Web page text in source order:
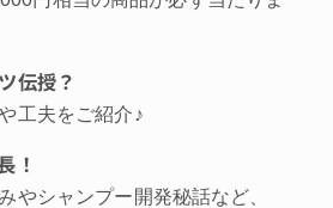
伝授？
工夫をご紹介♪
！
やシャンプー開発秘話など、